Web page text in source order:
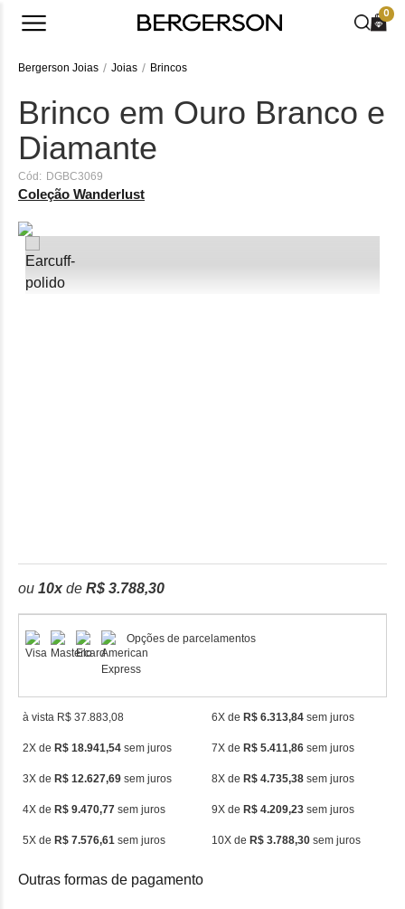
0
Bergerson Joias Joias Brincos
Brinco em Ouro Branco e
Diamante
Cód: DGBC3069
Coleção Wanderlust
ou 10x de R$ 3.788,30
Opções de parcelamentos
à vista R$ 37.883,08
2X de R$ 18.941,54 sem juros
3X de R$ 12.627,69 sem juros
4X de R$ 9.470,77 sem juros
5X de R$ 7.576,61 sem juros
6X de R$ 6.313,84 sem juros
7X de R$ 5.411,86 sem juros
8X de R$ 4.735,38 sem juros
9X de R$ 4.209,23 sem juros
10X de R$ 3.788,30 sem juros
Outras formas de pagamento